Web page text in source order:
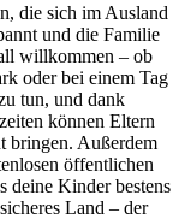
die sich im Ausland
und die Familie
willkommen – ob
oder bei einem Tag
tun, und dank
können Eltern
bringen. Außerdem
öffentlichen
deine Kinder bestens
Land – der